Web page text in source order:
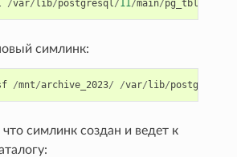
/var/lib/postgresql/11/main/pg_tblspc
симлинк:
/mnt/archive_2023/ /var/lib/postgresql
что симлинк создан и ведет к